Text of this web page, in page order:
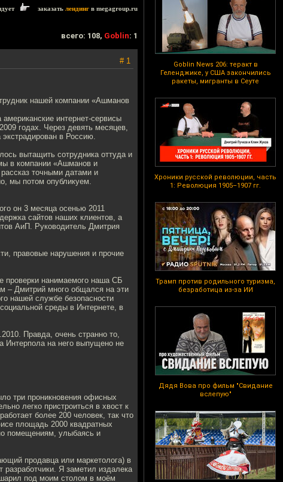
Goblin News 206: теракт в
Геленджике, у США закончились
ракеты, мигранты в Сеуте
Хроники русской революции, часть
1: Революция 1905–1907 гг.
Трамп против родильного туризма,
безработица из-за ИИ
Дядя Вова про фильм "Свидание
вслепую"
заказать лендинг в megagroup.ru
всего: 108, Goblin: 1
# 1
нашей компании «Ашманов
интернет-сервисы
годах. Через девять месяцев,
в Россию.
вытащить сотрудника оттуда и
в компании «Ашманов и
точными датами и
мы потом опубликуем.
он 3 месяца осенью 2011
сайтов наших клиентов, а
АиП. Руководитель Дмитрия
правовые нарушения и прочие
проверки нанимаемого наша СБ
– Дмитрий много общался на эти
нашей службе безопасности
среды в Интернете, в
Правда, очень странно то,
Интерпола на него выпущено не
три проникновения офисных
легко пристроиться в хвост к
более 200 человек, так что
площадь 2000 квадратных
помещениям, улыбаясь и
продавца или маркетолога) в
разработчики. Я заметил издалека
шарил под моим столом в моём